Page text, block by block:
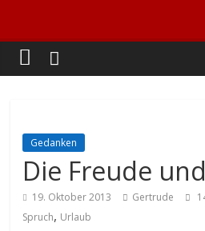
Gedanken
Die Freude
19. Oktober 2013 Gertrude
Spruch, Urlaub